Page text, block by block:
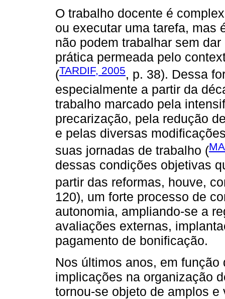
O trabalho docente é
ou executar uma tarefa, mas
não podem trabalhar sem
prática permeada pelo
(TARDIF, 2005, p. 38). Dessa
especialmente a partir da
trabalho marcado pela
precarização, pela redução
e pelas diversas
suas jornadas de trabalho (
dessas condições objetivas
partir das reformas, houve,
120), um forte processo de
autonomia, ampliando-se a
avaliações externas,
pagamento de bonificação.
Nos últimos anos, em
implicações na organização
tornou-se objeto de amplos